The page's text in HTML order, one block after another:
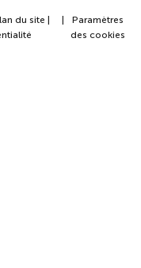
du site
Paramètres
des cookies